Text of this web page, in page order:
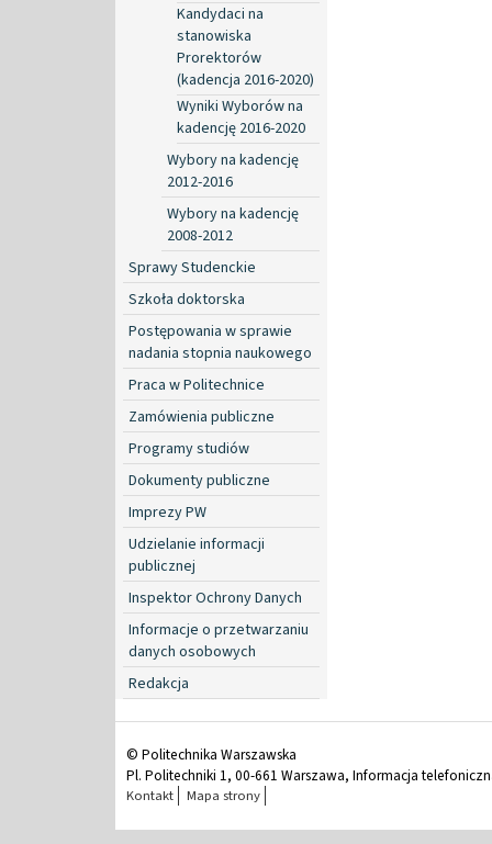
Kandydaci na
stanowiska
Prorektorów
(kadencja 2016-2020)
Wyniki Wyborów na
kadencję 2016-2020
Wybory na kadencję
2012-2016
Wybory na kadencję
2008-2012
Sprawy Studenckie
Szkoła doktorska
Postępowania w sprawie
nadania stopnia naukowego
Praca w Politechnice
Zamówienia publiczne
Programy studiów
Dokumenty publiczne
Imprezy PW
Udzielanie informacji
publicznej
Inspektor Ochrony Danych
Informacje o przetwarzaniu
danych osobowych
Redakcja
© Politechnika Warszawska
Pl. Politechniki 1, 00-661 Warszawa, Informacja
Kontakt Mapa strony